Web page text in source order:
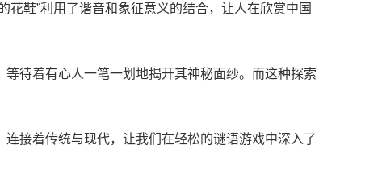
鞋”利用了谐音和象征意义的结合，让人在欣赏中国
待着有心人一笔一划地揭开其神秘面纱。而这种探索
接着传统与现代，让我们在轻松的谜语游戏中深入了